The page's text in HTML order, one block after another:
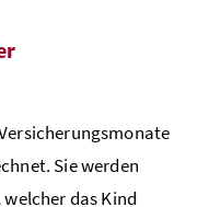
Sie werden
das Kind